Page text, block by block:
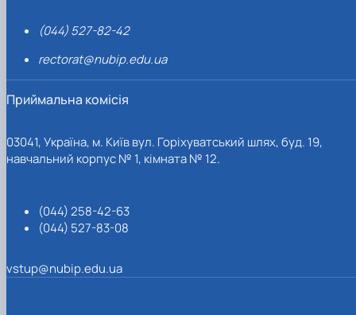
(044) 527-82-42
rectorat@nubip.edu.ua
Приймальна комісія
03041, Україна, м. Київ вул. Горіхуватський шлях, буд. 19,
навчальний корпус № 1, кімната № 12.
(044) 258-42-63
(044) 527-83-08
vstup@nubip.edu.ua